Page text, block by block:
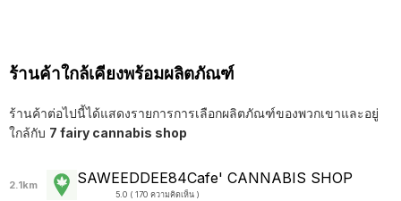
ร้านค้าใกล้เคียงพร้อมผลิตภัณฑ์
ร้านค้าต่อไปนี้ได้แสดงรายการการเลือกผลิตภัณฑ์ของพวกเขาและอยู่
ใกล้กับ 7 fairy cannabis shop
2.1km SAWEEDDEE84Cafe' CANNABIS SHOP
5.0 ( 170 ความคิดเห็น )